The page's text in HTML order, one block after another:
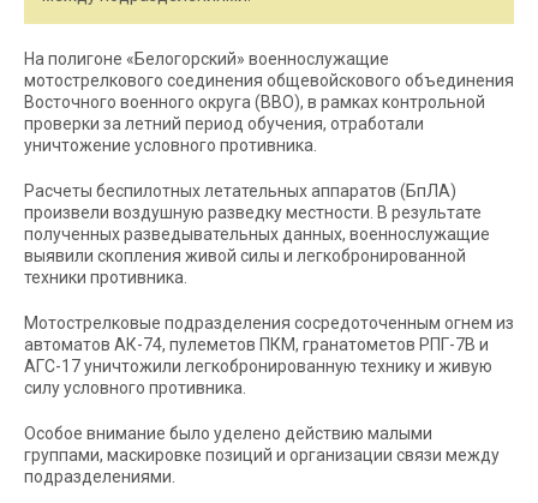
На полигоне «Белогорский» военнослужащие
мотострелкового соединения общевойскового объединения
Восточного военного округа (ВВО), в рамках контрольной
проверки за летний период обучения, отработали
уничтожение условного противника.
Расчеты беспилотных летательных аппаратов (БпЛА)
произвели воздушную разведку местности. В результате
полученных разведывательных данных, военнослужащие
выявили скопления живой силы и легкобронированной
техники противника.
Мотострелковые подразделения сосредоточенным огнем из
автоматов АК-74, пулеметов ПКМ, гранатометов РПГ-7В и
АГС-17 уничтожили легкобронированную технику и живую
силу условного противника.
Особое внимание было уделено действию малыми
группами, маскировке позиций и организации связи между
подразделениями.